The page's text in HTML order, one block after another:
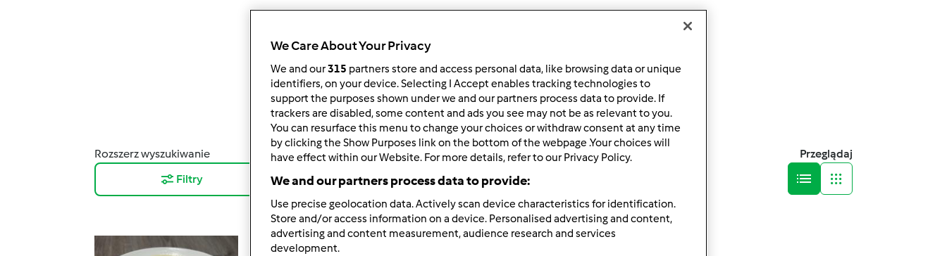
9.000wyników
Rozszerz wyszukiwanie
Filtry
Wyników na stronę:
10
Sortuj po:
Domyślny
Przeglądaj
5.0
We Care About Your Privacy
We and our315 partners store and access personal data, like browsing data or unique
identifiers, on your device. Selecting I Accept enables tracking technologies to
support the purposes shown under we and our partners process data to provide. If
trackers are disabled, some content and ads you see may not be as relevant to you.
You can resurface this menu to change your choices or withdraw consent at any time
by clicking the Show Purposes link on the bottom of the webpage .Your choices will
have effect within our Website. For more details, refer to our Privacy Policy.
We and our partners process data to provide:
Use precise geolocation data. Actively scan device characteristics for identification.
Store and/or access information on a device. Personalised advertising and content,
advertising and content measurement, audience research and services
development.